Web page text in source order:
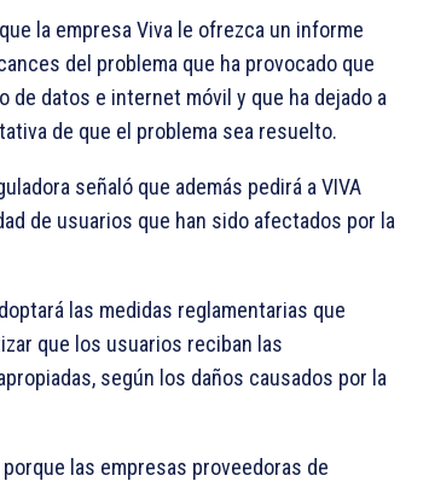
la empresa Viva le ofrezca un informe
del problema que ha provocado que
de datos e internet móvil y que ha dejado a
de que el problema sea resuelto.
señaló que además pedirá a VIVA
de usuarios que han sido afectados por la
las medidas reglamentarias que
que los usuarios reciban las
según los daños causados por la
las empresas proveedoras de